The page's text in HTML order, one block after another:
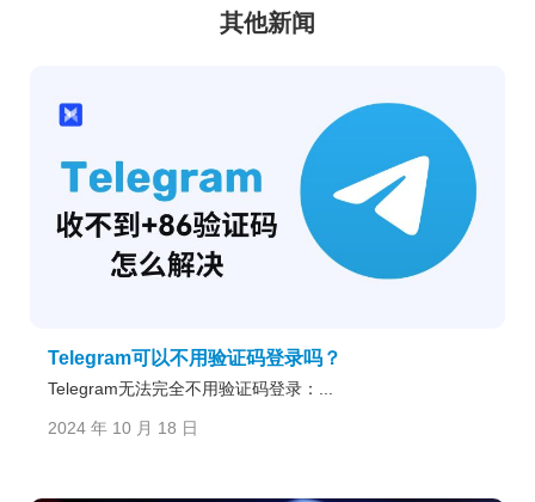
其他新闻
Telegram可以不用验证码登录吗？
Telegram无法完全不用验证码登录：...
2024 年 10 月 18 日